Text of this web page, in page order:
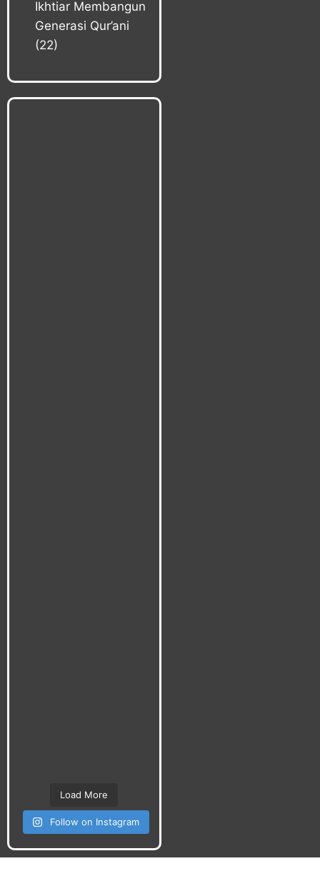
Ikhtiar Membangun
Generasi Qur’ani
(22)
Load More
Follow on Instagram